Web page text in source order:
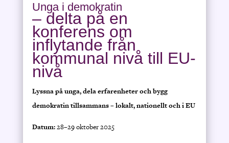
Unga i demokratin
– delta på en
konferens om
inflytande från
kommunal nivå till EU-
nivå
Lyssna på unga, dela erfarenheter och bygg
demokratin tillsammans – lokalt, nationellt och i EU
Datum:28–29 oktober 2025